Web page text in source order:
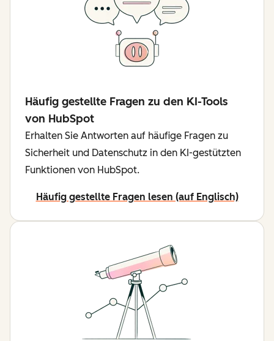
Häufig gestellte Fragen zu den KI-Tools
von HubSpot
Erhalten Sie Antworten auf häufige Fragen zu
Sicherheit und Datenschutz in den KI-gestützten
Funktionen von HubSpot.
Häufig gestellte Fragen lesen (auf Englisch)